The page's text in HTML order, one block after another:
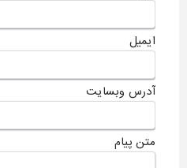
ایمیل
آدرس وبسایت
متن پیام